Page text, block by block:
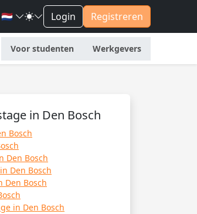
🇳🇱 Login Registreren
Voor studenten Werkgevers
in Den Bosch
Bosch
Den Bosch
Den Bosch
Den Bosch
in Den Bosch